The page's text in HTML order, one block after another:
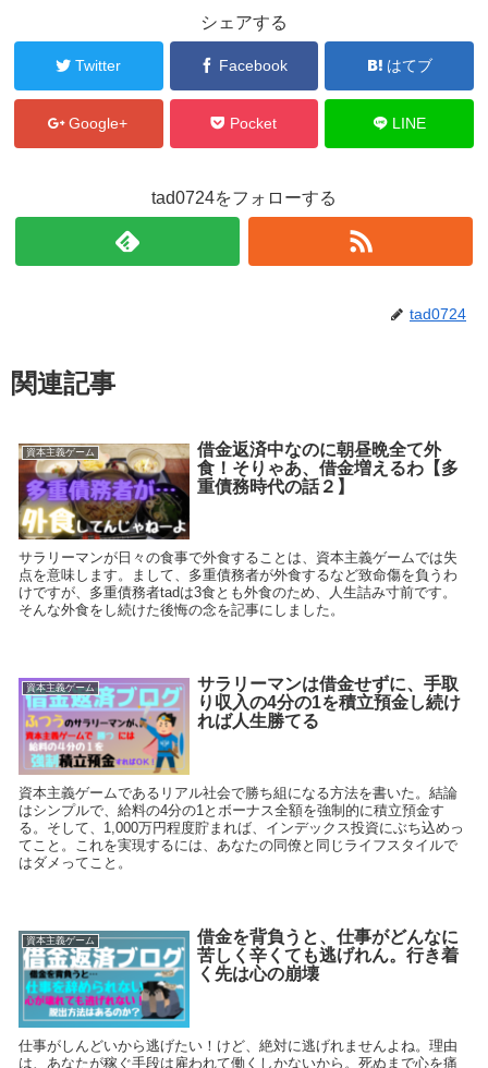
シェアする
Twitter Facebook はてブ
Google+ Pocket LINE
tad0724をフォローする
tad0724
関連記事
資本主義ゲーム
借金返済中なのに朝昼晩全て外
食！そりゃあ、借金増えるわ【多
重債務時代の話２】
サラリーマンが日々の食事で外食することは、資本主義ゲームでは失
点を意味します。まして、多重債務者が外食するなど致命傷を負うわ
けですが、多重債務者tadは3食とも外食のため、人生詰み寸前です。
そんな外食をし続けた後悔の念を記事にしました。
資本主義ゲーム
サラリーマンは借金せずに、手取
り収入の4分の1を積立預金し続け
れば人生勝てる
資本主義ゲームであるリアル社会で勝ち組になる方法を書いた。結論
はシンプルで、給料の4分の1とボーナス全額を強制的に積立預金す
る。そして、1,000万円程度貯まれば、インデックス投資にぶち込めっ
てこと。これを実現するには、あなたの同僚と同じライフスタイルで
はダメってこと。
資本主義ゲーム
借金を背負うと、仕事がどんなに
苦しく辛くても逃げれん。行き着
く先は心の崩壊
仕事がしんどいから逃げたい！けど、絶対に逃げれませんよね。理由
は、あなたが稼ぐ手段は雇われて働くしかないから。死ぬまで心を痛